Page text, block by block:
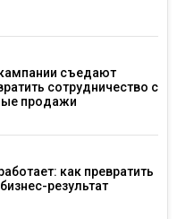
съедают
сотрудничество с
продажи
как превратить
результат